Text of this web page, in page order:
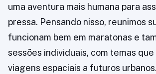
uma aventura mais humana para
pressa. Pensando nisso, reunimos
funcionam bem em maratonas e
sessões individuais, com temas que
viagens espaciais a futuros urbanos.